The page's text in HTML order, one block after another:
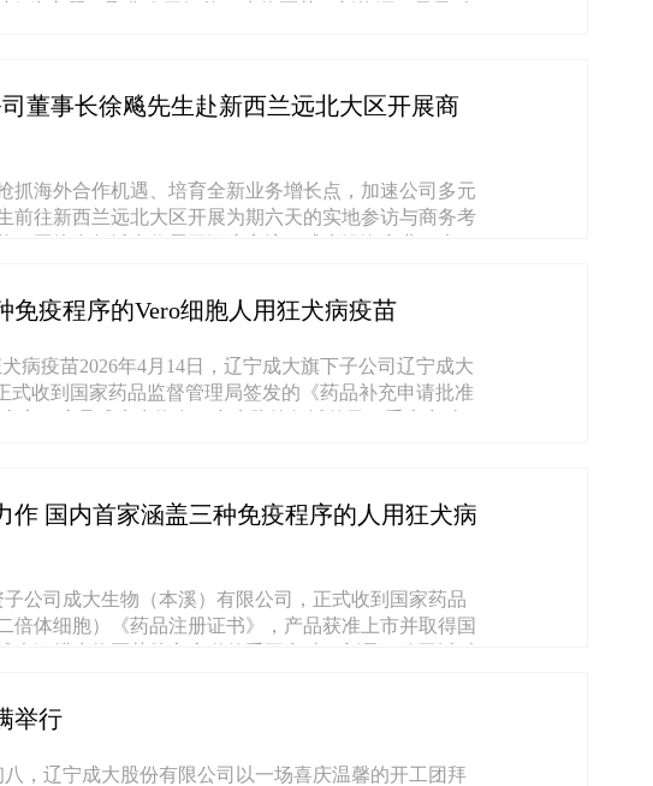
董事长徐飚先生赴新西兰远北大区开展商
抓海外合作机遇、培育全新业务增长点，加速公司多元
前往新西兰远北大区开展为期六天的实地参访与商务考
疫程序的Vero细胞人用狂犬病疫苗
病疫苗2026年4月14日，辽宁成大旗下子公司辽宁成大
式收到国家药品监督管理局签发的《药品补充申请批准
国内首家涵盖三种免疫程序的人用狂犬病
公司成大生物（本溪）有限公司，正式收到国家药品
倍体细胞）《药品注册证书》，产品获准上市并取得国
举行
，辽宁成大股份有限公司以一场喜庆温馨的开工团拜